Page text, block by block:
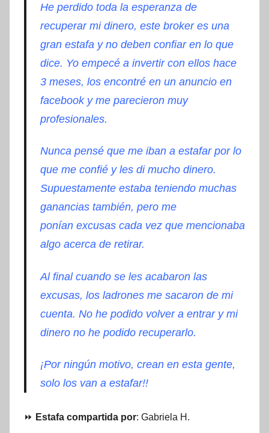
He perdido toda la esperanza de
recuperar mi dinero, este broker es una
gran estafa y no deben confiar en lo que
dice. Yo empecé a invertir con ellos hace
3 meses, los encontréen un anuncio en
facebook y me parecieron muy
profesionales.
Nunca penséque me iban a estafar por lo
que me confiéy les di mucho dinero.
Supuestamente estaba teniendo muchas
ganancias también, pero me
ponían excusascada vez que mencionaba
algo acerca de retirar.
Al final cuando se les acabaron las
excusas, los ladrones me sacaron de mi
cuenta. No he podido volver a entrar y mi
dinero no he podido recuperarlo.
¡Por ningún motivo, crean en esta gente,
solo los van a estafar!!
⏩ Estafa compartida por: Gabriela H.